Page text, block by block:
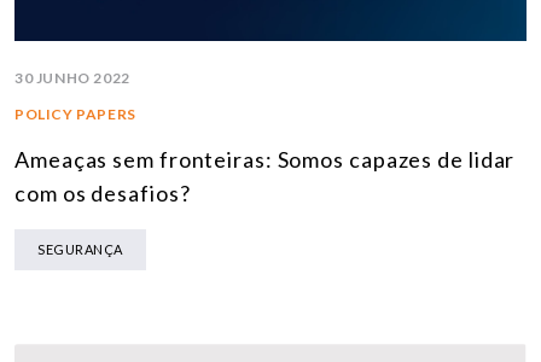
30 JUNHO 2022
POLICY PAPERS
Ameaças sem fronteiras: Somos capazes de lidar
com os desafios?
SEGURANÇA